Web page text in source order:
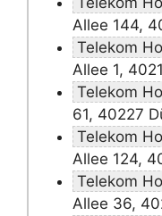
Allee 144,
Telekom
Allee 1,
Telekom
61, 40227
Telekom
Allee 124,
Telekom
Allee 36,